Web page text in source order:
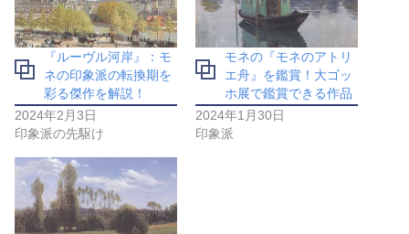
『ルーヴル河岸』：モ
ネの印象派の転換期を
彩る傑作を解説！
2024年2月3日
印象派の先駆け
モネの『モネのアトリ
エ舟』を鑑賞！大ゴッ
ホ展で鑑賞できる作品
2024年1月30日
印象派